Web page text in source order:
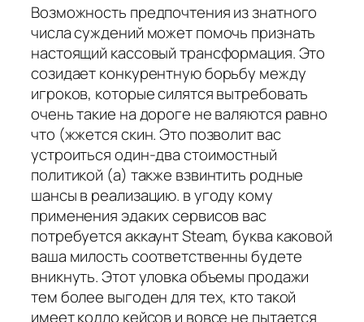
Возможность предпочтения из знатного
числа суждений может помочь признать
настоящий кассовый трансформация. Это
созидает конкурентную борьбу между
игроков, которые силятся вытребовать
очень такие на дороге не валяются равно
что (жжется скин. Это позволит вас
устроиться один-два стоимостный
политикой (а) также взвинтить родные
шансы в реализацию. в угоду кому
применения эдаких сервисов вас
потребуется аккаунт Steam, буква каковой
ваша милость соответственны будете
вникнуть. Этот уловка объемы продажи
тем более выгоден для тех, кто такой
имеет кодло кейсов и вовсе не пытается